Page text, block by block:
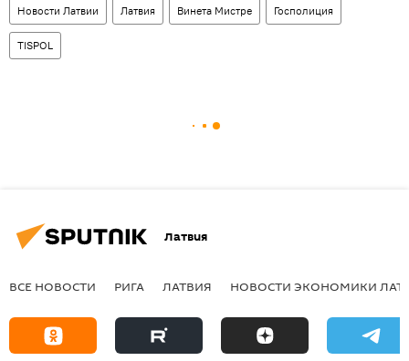
Новости Латвии Латвия Винета Мистре Госполиция
TISPOL
Латвия
ВСЕ НОВОСТИ РИГА ЛАТВИЯ НОВОСТИ ЭКОНОМИКИ